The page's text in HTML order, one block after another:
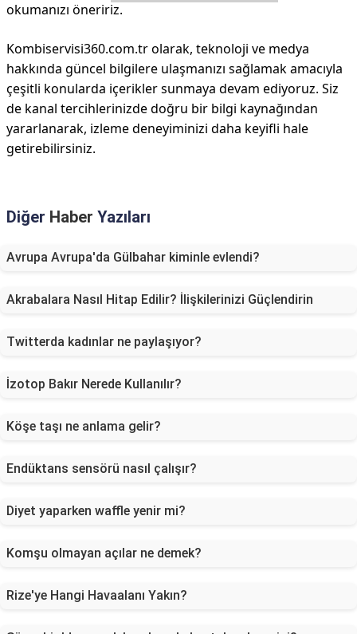
okumanızı öneririz.
Kombiservisi360.com.tr olarak, teknoloji ve medya
hakkında güncel bilgilere ulaşmanızı sağlamak amacıyla
çeşitli konularda içerikler sunmaya devam ediyoruz. Siz
de kanal tercihlerinizde doğru bir bilgi kaynağından
yararlanarak, izleme deneyiminizi daha keyifli hale
getirebilirsiniz.
Diğer Haber Yazıları
Avrupa Avrupa'da Gülbahar kiminle evlendi?
Akrabalara Nasıl Hitap Edilir? İlişkilerinizi Güçlendirin
Twitterda kadınlar ne paylaşıyor?
İzotop Bakır Nerede Kullanılır?
Köşe taşı ne anlama gelir?
Endüktans sensörü nasıl çalışır?
Diyet yaparken waffle yenir mi?
Komşu olmayan açılar ne demek?
Rize'ye Hangi Havaalanı Yakın?